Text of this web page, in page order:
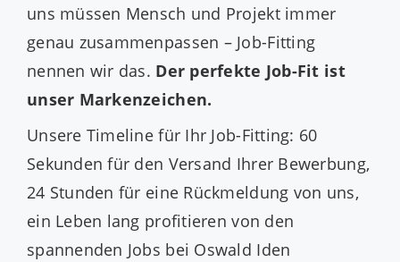
uns müssen Mensch und Projekt immer
genau zusammenpassen – Job-Fitting
nennen wir das. Der perfekte Job-Fit ist
unser Markenzeichen.
Unsere Timeline für Ihr Job-Fitting: 60
Sekunden für den Versand Ihrer Bewerbung,
24 Stunden für eine Rückmeldung von uns,
ein Leben lang profitieren von den
spannenden Jobs bei Oswald Iden